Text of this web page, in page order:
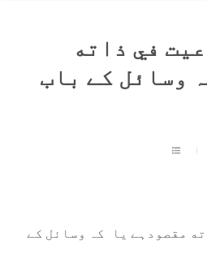
في ذاته
وسائل کے باب
مقصودہے یا کہ وسائل کے